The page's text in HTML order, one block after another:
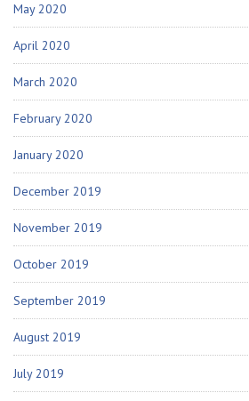
May 2020
April 2020
March 2020
February 2020
January 2020
December 2019
November 2019
October 2019
September 2019
August 2019
July 2019